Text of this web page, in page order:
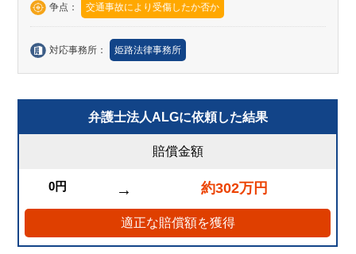
争点： 交通事故により受傷したか否か
対応事務所： 姫路法律事務所
弁護士法人ALGに依頼した結果
賠償金額
0円 → 約302万円
適正な賠償額を獲得